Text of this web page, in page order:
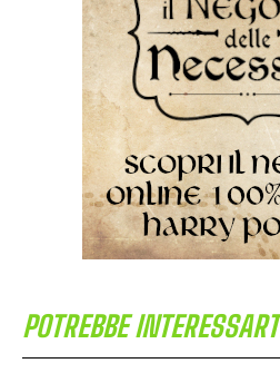
POTREBBE